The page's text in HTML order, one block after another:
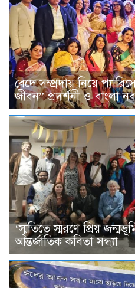
বেদে সম্প্রদায় নিয়ে
জীবন” প্রদর্শনী ও বাংলা
‘স্মৃতিতে স্মরণে প্রিয়
আন্তর্জাতিক কবিতা সন্ধ্যা